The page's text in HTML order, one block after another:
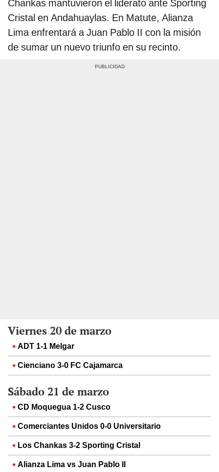
Chankas mantuvieron el liderato ante Sporting
Cristal en Andahuaylas. En Matute, Alianza
Lima enfrentará a Juan Pablo II con la misión
de sumar un nuevo triunfo en su recinto.
Viernes 20 de marzo
ADT 1-1 Melgar
Cienciano 3-0 FC Cajamarca
Sábado 21 de marzo
CD Moquegua 1-2 Cusco
Comerciantes Unidos 0-0 Universitario
Los Chankas 3-2 Sporting Cristal
Alianza Lima vs Juan Pablo II